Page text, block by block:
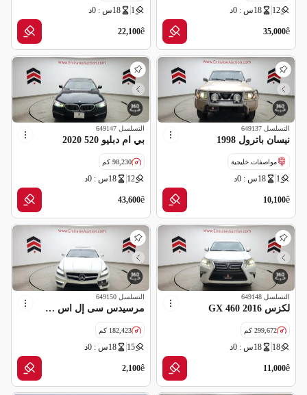
12 18س : 0د
ê
35,000
1 18س : 0د
ê
22,100
التسلسل 649137
نيسان باترول 1998
مواصفات خليجية
1 18س : 0د
ê
10,100
التسلسل 649147
بي ام دبليو 520 2020
98,230 كم
ملغاه (شركة تأمين)
12 18س : 0د
ê
43,600
التسلسل 649148
لكزس GX 460 2016
299,672 كم
18 18س : 0د
ê
11,000
التسلسل 649150
مرسيدس سى إل اس 500 2013
182,423 كم
15 18س : 0د
ê
2,100